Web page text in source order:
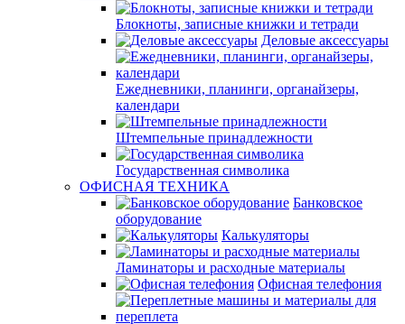
Блокноты, записные книжки и тетради
Деловые аксессуары
Ежедневники, планинги, органайзеры,
календари
Штемпельные принадлежности
Государственная символика
ОФИСНАЯ ТЕХНИКА
Банковское
оборудование
Калькуляторы
Ламинаторы и расходные материалы
Офисная телефония